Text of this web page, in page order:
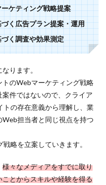
ケティング戦略提案
く広告プラン提案・運用
く調査や効果測定
ります。
のWebマーケティング戦略
件ではないので、クライア
トの存在意義から理解し、業
担当者と同じ視点を持つ
略を立案していきます。
様々なメディアをすでに取り
とからスキルや経験を得る